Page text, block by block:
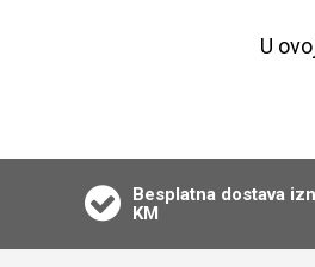
U
Besplatna dostava
KM